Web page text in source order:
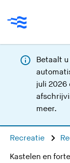
Betaalt
juli 2026
meer.
Recreatie
Kastelen en